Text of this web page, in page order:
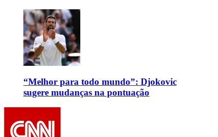
“Melhor para todo mundo”: Djokovic
sugere mudanças na pontuação